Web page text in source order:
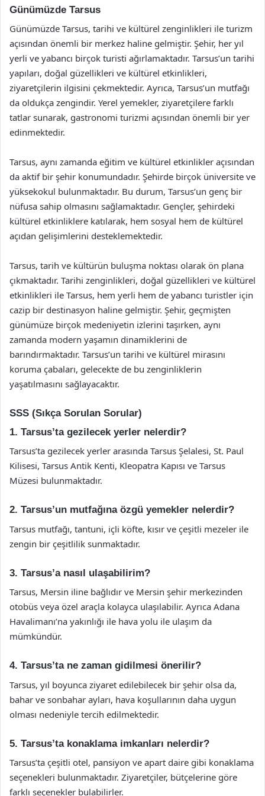
Günümüzde Tarsus
Günümüzde Tarsus, tarihi ve kültürel zenginlikleri ile turizm
açısından önemli bir merkez haline gelmiştir. Şehir, her yıl
yerli ve yabancı birçok turisti ağırlamaktadır. Tarsus’un tarihi
yapıları, doğal güzellikleri ve kültürel etkinlikleri,
ziyaretçilerin ilgisini çekmektedir. Ayrıca, Tarsus’un mutfağı
da oldukça zengindir. Yerel yemekler, ziyaretçilere farklı
tatlar sunarak, gastronomi turizmi açısından önemli bir yer
edinmektedir.
Tarsus, aynı zamanda eğitim ve kültürel etkinlikler açısından
da aktif bir şehir konumundadır. Şehirde birçok üniversite ve
yüksekokul bulunmaktadır. Bu durum, Tarsus’un genç bir
nüfusa sahip olmasını sağlamaktadır. Gençler, şehirdeki
kültürel etkinliklere katılarak, hem sosyal hem de kültürel
açıdan gelişimlerini desteklemektedir.
Tarsus, tarih ve kültürün buluşma noktası olarak ön plana
çıkmaktadır. Tarihi zenginlikleri, doğal güzellikleri ve kültürel
etkinlikleri ile Tarsus, hem yerli hem de yabancı turistler için
cazip bir destinasyon haline gelmiştir. Şehir, geçmişten
günümüze birçok medeniyetin izlerini taşırken, aynı
zamanda modern yaşamın dinamiklerini de
barındırmaktadır. Tarsus’un tarihi ve kültürel mirasını
koruma çabaları, gelecekte de bu zenginliklerin
yaşatılmasını sağlayacaktır.
SSS (Sıkça Sorulan Sorular)
1. Tarsus’ta gezilecek yerler nelerdir?
Tarsus’ta gezilecek yerler arasında Tarsus Şelalesi, St. Paul
Kilisesi, Tarsus Antik Kenti, Kleopatra Kapısı ve Tarsus
Müzesi bulunmaktadır.
2. Tarsus’un mutfağına özgü yemekler nelerdir?
Tarsus mutfağı, tantuni, içli köfte, kısır ve çeşitli mezeler ile
zengin bir çeşitlilik sunmaktadır.
3. Tarsus’a nasıl ulaşabilirim?
Tarsus, Mersin iline bağlıdır ve Mersin şehir merkezinden
otobüs veya özel araçla kolayca ulaşılabilir. Ayrıca Adana
Havalimanı’na yakınlığı ile hava yolu ile ulaşım da
mümkündür.
4. Tarsus’ta ne zaman gidilmesi önerilir?
Tarsus, yıl boyunca ziyaret edilebilecek bir şehir olsa da,
bahar ve sonbahar ayları, hava koşullarının daha uygun
olması nedeniyle tercih edilmektedir.
5. Tarsus’ta konaklama imkanları nelerdir?
Tarsus’ta çeşitli otel, pansiyon ve apart daire gibi konaklama
seçenekleri bulunmaktadır. Ziyaretçiler, bütçelerine göre
farklı seçenekler bulabilirler.